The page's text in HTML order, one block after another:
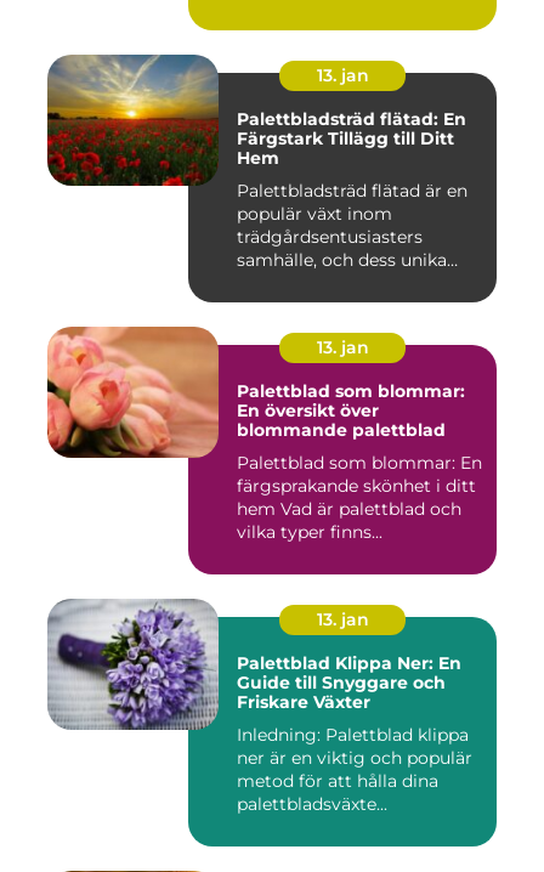
13. jan
Palettbladsträd flätad: En
Färgstark Tillägg till Ditt
Hem
Palettbladsträd flätad är en
populär växt inom
trädgårdsentusiasters
samhälle, och dess unika
13. jan
Palettblad som blommar:
En översikt över
blommande palettblad
Palettblad som blommar: En
färgsprakande skönhet i ditt
hem Vad är palettblad och
vilka typer finns...
13. jan
Palettblad Klippa Ner: En
Guide till Snyggare och
Friskare Växter
Inledning: Palettblad klippa
ner är en viktig och populär
metod för att hålla dina
palettbladsväxte...